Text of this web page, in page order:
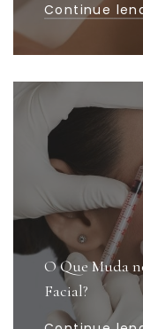
Continue
O Que Muda
Facial?